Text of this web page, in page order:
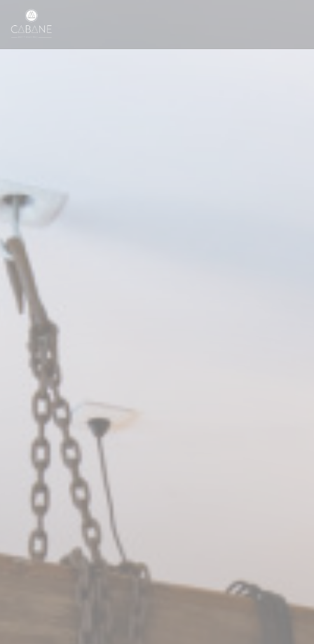
Πίνακας διαχείρισης "Μπισκότων" (Cookies)